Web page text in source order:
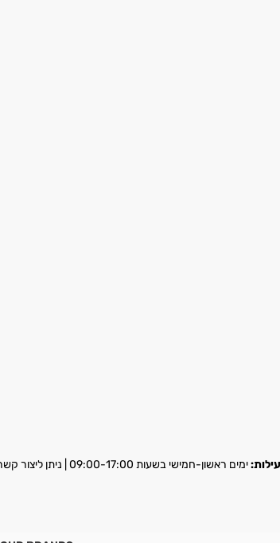
ימים ראשון-חמישי בשעות 09:00-17:00 | ניתן ליצור קשר במספר